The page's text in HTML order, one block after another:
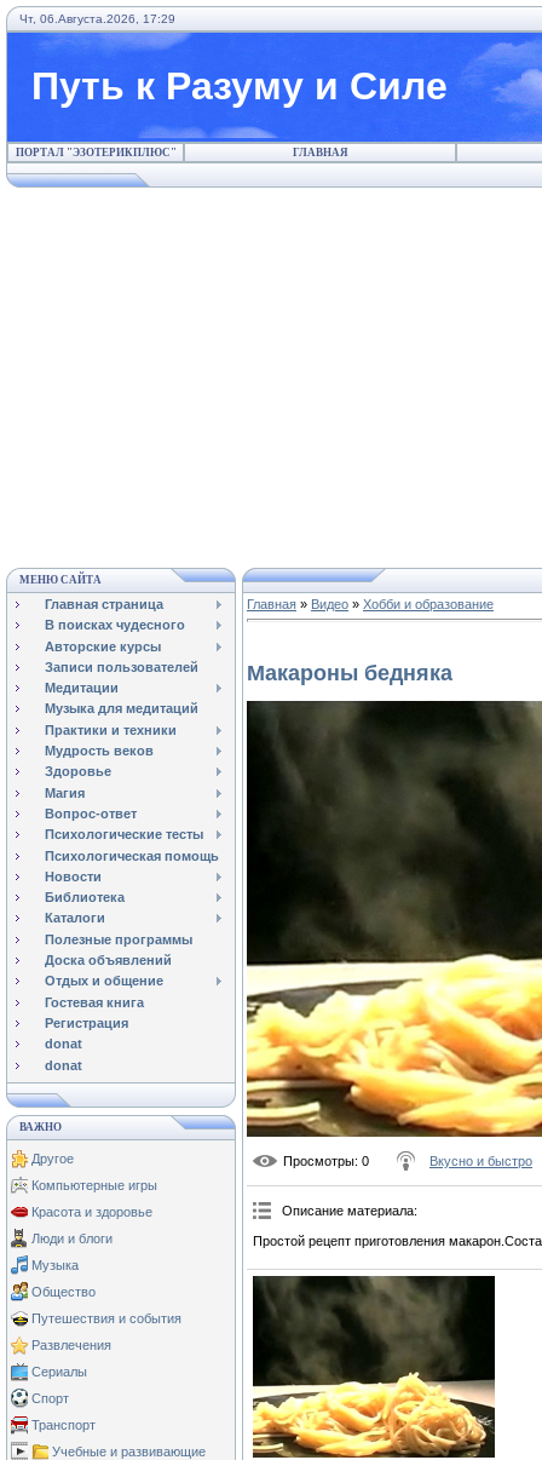
Чт, 06.Августа.2026, 17:29
Путь к Разуму и Силе
ПОРТАЛ "ЭЗОТЕРИКПЛЮС" ГЛАВНАЯ
МЕНЮ САЙТА
Главная страница
В поисках чудесного
Авторские курсы
Записи пользователей
Медитации
Музыка для медитаций
Практики и техники
Мудрость веков
Здоровье
Магия
Вопрос-ответ
Психологические тесты
Психологическая помощь
Новости
Библиотека
Каталоги
Полезные программы
Доска объявлений
Отдых и общение
Гостевая книга
Регистрация
donat
donat
ВАЖНО
Другое
Компьютерные игры
Красота и здоровье
Люди и блоги
Музыка
Общество
Путешествия и события
Развлечения
Сериалы
Спорт
Транспорт
Учебные и развивающие
Главная » Видео » Хобби и образование
Макароны бедняка
Просмотры: 0 Вкусно и быстро
Описание материала:
Простой рецепт приготовления